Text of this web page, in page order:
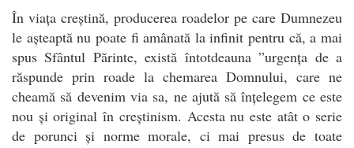
În viața creștină, producerea roadelor pe care Dumnezeu
le așteaptă nu poate fi amânată la infinit pentru că, a mai
spus Sfântul Părinte, există întotdeauna ”urgența de a
răspunde prin roade la chemarea Domnului, care ne
cheamă să devenim via sa, ne ajută să înțelegem ce este
nou și original în creștinism. Acesta nu este atât o serie
de porunci și norme morale, ci mai presus de toate